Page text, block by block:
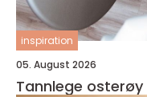
inspiration
05. August 2026